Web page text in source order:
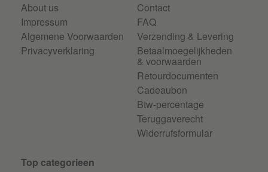
About us
Impressum
Algemene Voorwaarden
Privacyverklaring
Contact
FAQ
Verzending & Levering
Betaalmoegelijkheden
& voorwaarden
Retourdocumenten
Cadeaubon
Btw-percentage
Teruggaverecht
Widerrufsformular
Top categorieen